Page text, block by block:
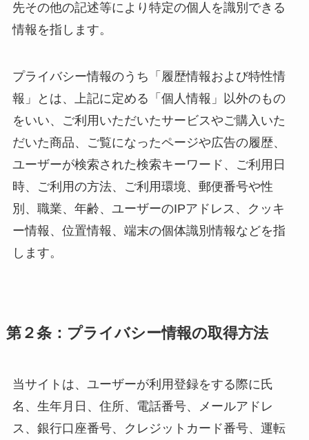
先その他の記述等により特定の個人を識別できる
情報を指します。
プライバシー情報のうち「履歴情報および特性情
報」とは、上記に定める「個人情報」以外のもの
をいい、ご利用いただいたサービスやご購入いた
だいた商品、ご覧になったページや広告の履歴、
ユーザーが検索された検索キーワード、ご利用日
時、ご利用の方法、ご利用環境、郵便番号や性
別、職業、年齢、ユーザーのIPアドレス、クッキ
ー情報、位置情報、端末の個体識別情報などを指
します。
第２条：プライバシー情報の取得方法
当サイトは、ユーザーが利用登録をする際に氏
名、生年月日、住所、電話番号、メールアドレ
ス、銀行口座番号、クレジットカード番号、運転